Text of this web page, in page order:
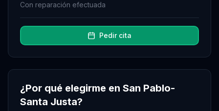
Con reparación efectuada
Pedir cita
¿Por qué elegirme en San Pablo-
Santa Justa?